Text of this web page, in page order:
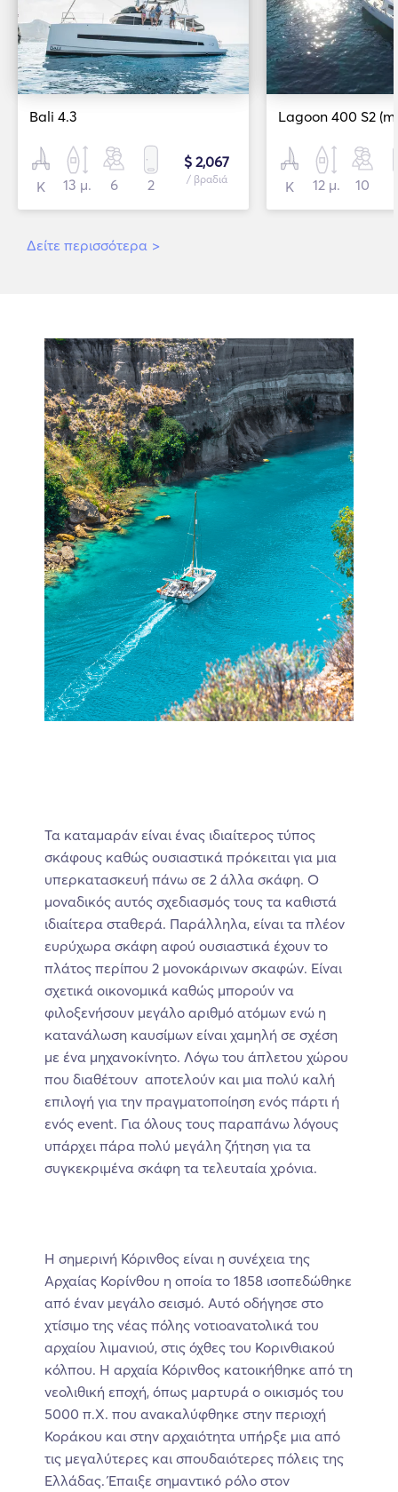
Bali 4.3
Κ 13 μ. 6 2
$ 2,067
/ βραδιά Κ 12 μ. 10
Δείτε περισσότερα >
Τα καταμαράν είναι ένας ιδιαίτερος τύπος
σκάφους καθώς ουσιαστικά πρόκειται για μια
υπερκατασκευή πάνω σε 2 άλλα σκάφη. Ο
μοναδικός αυτός σχεδιασμός τους τα καθιστά
ιδιαίτερα σταθερά. Παράλληλα, είναι τα πλέον
ευρύχωρα σκάφη αφού ουσιαστικά έχουν το
πλάτος περίπου 2 μονοκάρινων σκαφών. Είναι
σχετικά οικονομικά καθώς μπορούν να
φιλοξενήσουν μεγάλο αριθμό ατόμων ενώ η
κατανάλωση καυσίμων είναι χαμηλή σε σχέση
με ένα μηχανοκίνητο. Λόγω του άπλετου χώρου
που διαθέτουν αποτελούν και μια πολύ καλή
επιλογή για την πραγματοποίηση ενός πάρτι ή
ενός event. Για όλους τους παραπάνω λόγους
υπάρχει πάρα πολύ μεγάλη ζήτηση για τα
συγκεκριμένα σκάφη τα τελευταία χρόνια.
Η σημερινή Κόρινθος είναι η συνέχεια της
Αρχαίας Κορίνθου η οποία το 1858 ισοπεδώθηκε
από έναν μεγάλο σεισμό. Αυτό οδήγησε στο
χτίσιμο της νέας πόλης νοτιοανατολικά του
αρχαίου λιμανιού, στις όχθες του Κορινθιακού
κόλπου. Η αρχαία Κόρινθος κατοικήθηκε από τη
νεολιθική εποχή, όπως μαρτυρά ο οικισμός του
5000 π.Χ. που ανακαλύφθηκε στην περιοχή
Κοράκου και στην αρχαιότητα υπήρξε μια από
τις μεγαλύτερες και σπουδαιότερες πόλεις της
Ελλάδας. Έπαιξε σημαντικό ρόλο στον